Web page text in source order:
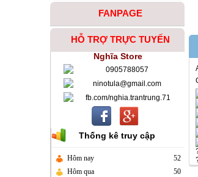
FANPAGE
HỖ TRỢ TRỰC TUYẾN
Nghĩa Store
0905788057
ninotula@gmail.com
fb.com/nghia.trantrung.71
Thống kê truy cập
Hôm nay
52
Hôm qua
50